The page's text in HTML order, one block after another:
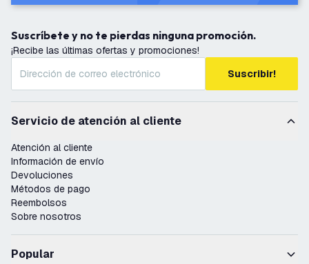
Suscríbete y no te pierdas ninguna promoción.
¡Recibe las últimas ofertas y promociones!
Suscribir!
Servicio de atención al cliente
Atención al cliente
Información de envío
Devoluciones
Métodos de pago
Reembolsos
Sobre nosotros
Popular